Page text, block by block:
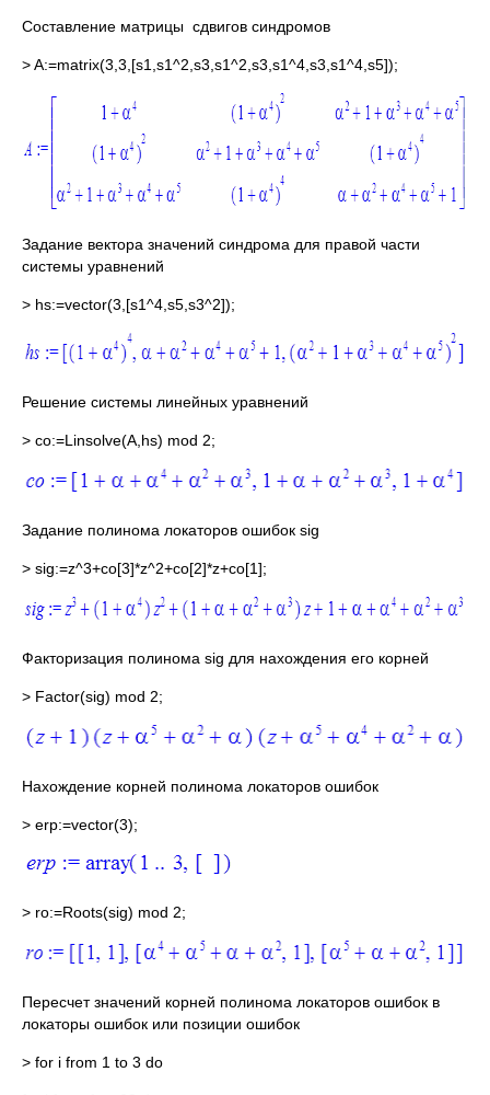
Составление матрицы сдвигов синдромов
> A:=matrix(3,3,[s1,s1^2,s3,s1^2,s3,s1^4,s3,s1^4,s5]);
Задание вектора значений синдрома для правой части
системы уравнений
> hs:=vector(3,[s1^4,s5,s3^2]);
Решение системы линейных уравнений
> co:=Linsolve(A,hs) mod 2;
Задание полинома локаторов ошибок sig
> sig:=z^3+co[3]*z^2+co[2]*z+co[1];
Факторизация полинома sig для нахождения его корней
> Factor(sig) mod 2;
Нахождение корней полинома локаторов ошибок
> erp:=vector(3);
> ro:=Roots(sig) mod 2;
Пересчет значений корней полинома локаторов ошибок в
локаторы ошибок или позиции ошибок
> for i from 1 to 3 do